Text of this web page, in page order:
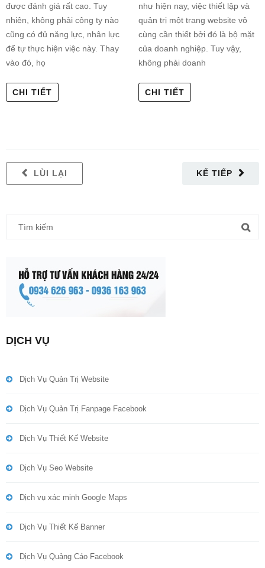
được đánh giá rất cao. Tuy
nhiên, không phải công ty nào
cũng có đủ năng lực, nhân lực
để tự thực hiện việc này. Thay
vào đó, họ
CHI TIẾT
như hiện nay, việc thiết lập và
quản trị một trang website vô
cùng cần thiết bởi đó là bộ mặt
của doanh nghiệp. Tuy vậy,
không phải doanh
CHI TIẾT
KẾ TIẾP
LÙI LẠI
DỊCH VỤ
Dịch Vụ Quản Trị Website
Dịch Vụ Quản Trị Fanpage Facebook
Dịch Vụ Thiết Kế Website
Dịch Vụ Seo Website
Dịch vụ xác minh Google Maps
Dịch Vụ Thiết Kế Banner
Dịch Vụ Quảng Cáo Facebook